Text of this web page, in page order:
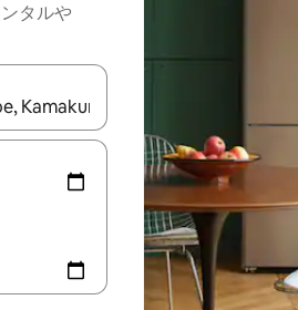
タ⁠ルや
ーを使って移動するか、画面をタッチ